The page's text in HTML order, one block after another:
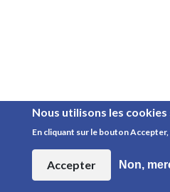
Nous utilisons les
En cliquant sur le bouton
Accepter Non,